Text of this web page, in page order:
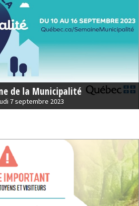
de la Municipalité
7 septembre 2023